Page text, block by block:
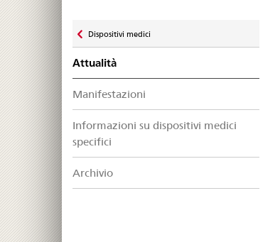
zu
Dispositivi medici
Attualità
Manifestazioni
Informazioni su dispositivi medici
specifici
Archivio